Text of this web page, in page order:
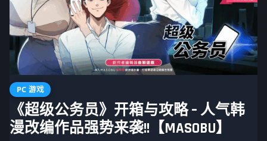
PC 游戏
《超级公务员》开箱与攻略 – 人气韩
漫改编作品强势来袭!!【MASOBU】